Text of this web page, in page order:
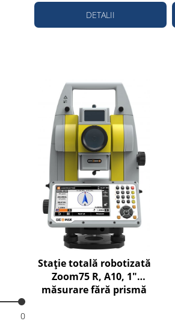
0
DETALII
Stație totală robotizată
Zoom75 R, A10, 1"
măsurare fără prismă